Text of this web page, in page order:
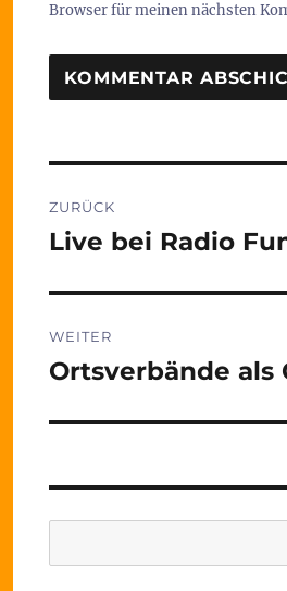
Browser für meinen nächsten
ZURÜCK
Vorheriger
Live bei Radio
WEITER
Nächster
Ortsverbände als